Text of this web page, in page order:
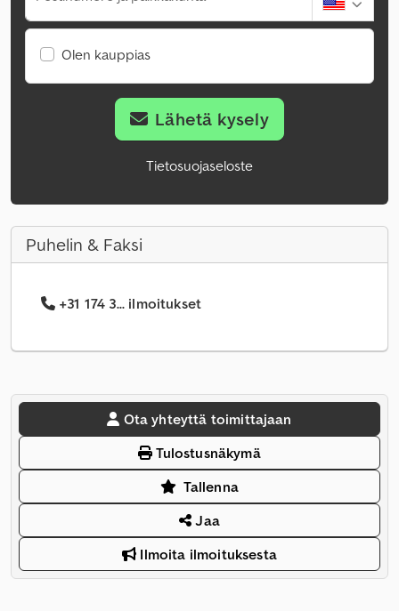
Olen kauppias
Lähetä kysely
Tietosuojaseloste
Puhelin & Faksi
+31 174 3... ilmoitukset
Ota yhteyttä toimittajaan
Tulostusnäkymä
Tallenna
Jaa
Ilmoita ilmoituksesta